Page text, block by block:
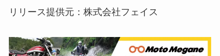
リリース提供元：株式会社フェイス